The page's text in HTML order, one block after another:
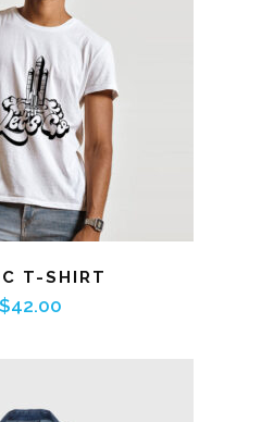
T-SHIRT
$42.00